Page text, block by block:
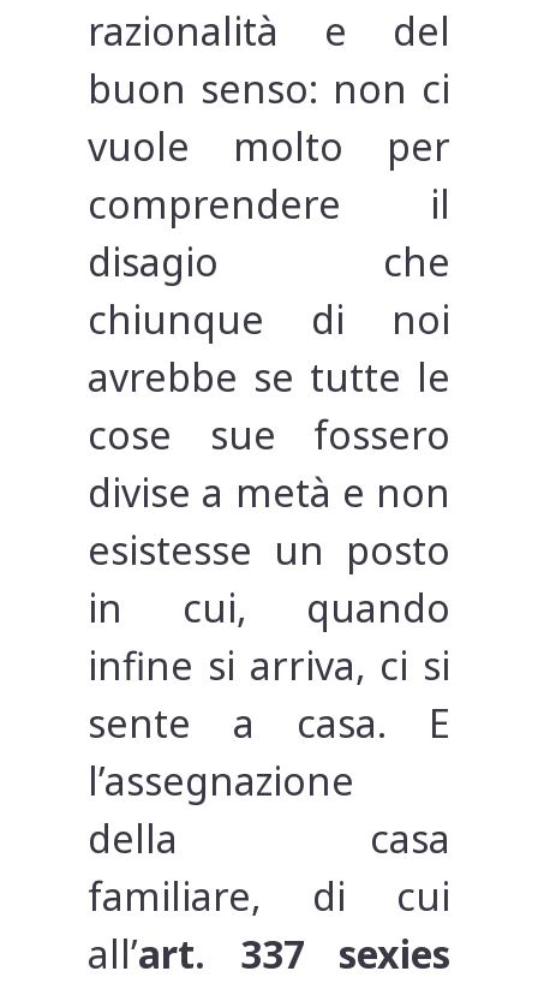
razionalità e del
buon senso: non ci
vuole molto per
comprendere il
disagio che
chiunque di noi
avrebbe se tutte le
cose sue fossero
divise a metà e non
esistesse un posto
in cui, quando
infine si arriva, ci si
sente a casa. E
l’assegnazione
della casa
familiare, di cui
all’art. 337 sexies